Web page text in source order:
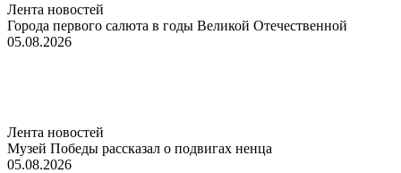
Лента новостей
Города первого салюта в годы Великой Отечественной
05.08.2026
Лента новостей
Музей Победы рассказал о подвигах ненца
05.08.2026